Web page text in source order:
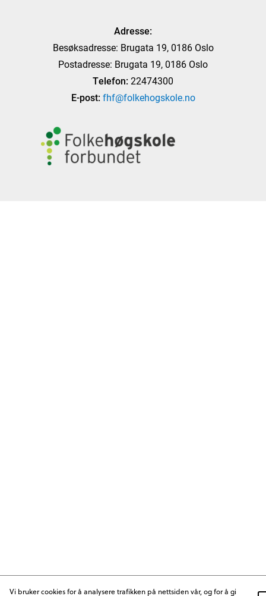
Adresse:
Besøksadresse: Brugata 19, 0186 Oslo
Postadresse: Brugata 19, 0186 Oslo
Telefon: 22474300
E-post: fhf@folkehogskole.no
Vi bruker cookies for å analysere trafikken på nettsiden vår, og for å gi